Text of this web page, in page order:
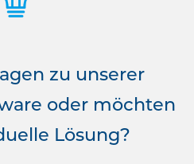
zu unserer
oder möchten
Lösung?